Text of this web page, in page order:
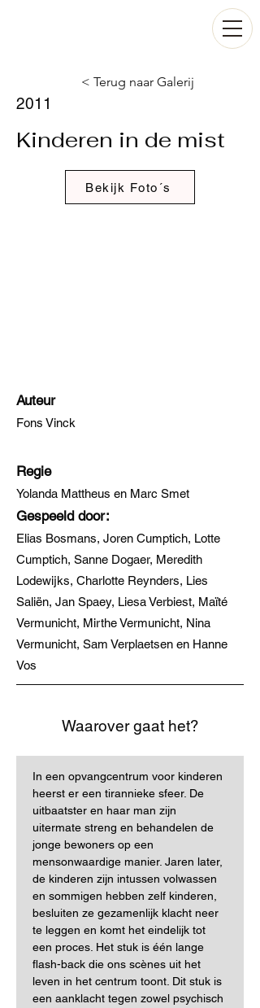
< Terug naar Galerij
2011
Kinderen in de mist
Bekijk Foto´s
Auteur
Fons Vinck
Regie
Yolanda Mattheus en Marc Smet
Gespeeld door:
Elias Bosmans, Joren Cumptich, Lotte
Cumptich, Sanne Dogaer, Meredith
Lodewijks, Charlotte Reynders, Lies
Saliën, Jan Spaey, Liesa Verbiest, Maïté
Vermunicht, Mirthe Vermunicht, Nina
Vermunicht, Sam Verplaetsen en Hanne
Vos
Waarover gaat het?
In een opvangcentrum voor kinderen
heerst er een tirannieke sfeer. De
uitbaatster en haar man zijn
uitermate streng en behandelen de
jonge bewoners op een
mensonwaardige manier. Jaren later,
de kinderen zijn intussen volwassen
en sommigen hebben zelf kinderen,
besluiten ze gezamenlijk klacht neer
te leggen en komt het eindelijk tot
een proces. Het stuk is één lange
flash-back die ons scènes uit het
leven in het centrum toont. Dit stuk is
een aanklacht tegen zowel psychisch